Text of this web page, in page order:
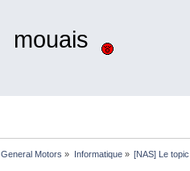
mouais
General Motors » Informatique» [NAS] Le topic